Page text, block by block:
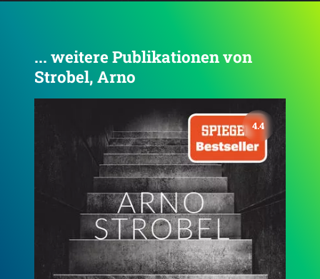
... weitere Publikationen von
Strobel, Arno
3.8